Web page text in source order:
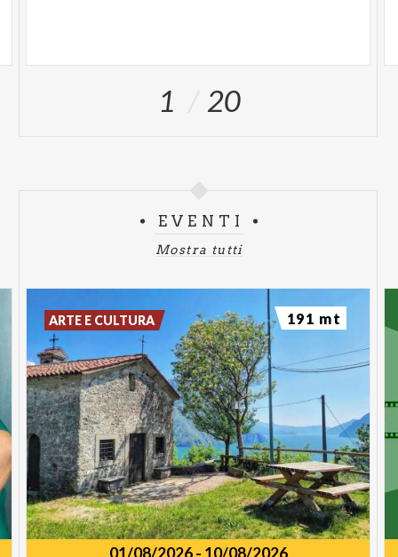
1 20
EVENTI
Mostra tutti
01/08/2026- 10/08/2026
ARTE E CULTURA 191 mt